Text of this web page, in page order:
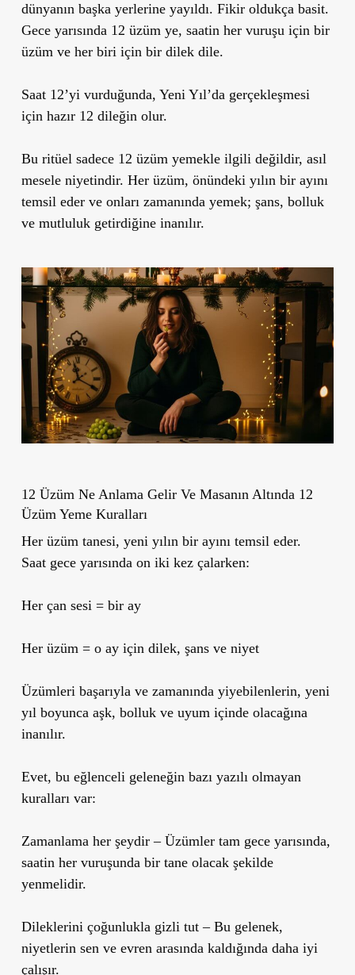
dünyanın başka yerlerine yayıldı. Fikir oldukça basit.
Gece yarısında 12 üzüm ye, saatin her vuruşu için bir
üzüm ve her biri için bir dilek dile.
Saat 12’yi vurduğunda, Yeni Yıl’da gerçekleşmesi
için hazır 12 dileğin olur.
Bu ritüel sadece 12 üzüm yemekle ilgili değildir, asıl
mesele niyetindir. Her üzüm, önündeki yılın bir ayını
temsil eder ve onları zamanında yemek; şans, bolluk
ve mutluluk getirdiğine inanılır.
12 Üzüm Ne Anlama Gelir Ve Masanın Altında 12
Üzüm Yeme Kuralları
Her üzüm tanesi, yeni yılın bir ayını temsil eder.
Saat gece yarısında on iki kez çalarken:
Her çan sesi = bir ay
Her üzüm = o ay için dilek, şans ve niyet
Üzümleri başarıyla ve zamanında yiyebilenlerin, yeni
yıl boyunca aşk, bolluk ve uyum içinde olacağına
inanılır.
Evet, bu eğlenceli geleneğin bazı yazılı olmayan
kuralları var:
Zamanlama her şeydir – Üzümler tam gece yarısında,
saatin her vuruşunda bir tane olacak şekilde
yenmelidir.
Dileklerini çoğunlukla gizli tut – Bu gelenek,
niyetlerin sen ve evren arasında kaldığında daha iyi
çalışır.